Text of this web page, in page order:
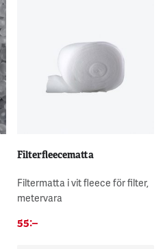
Filterfleecematta
Filtermatta i vit fleece för filter,
metervara
55:–